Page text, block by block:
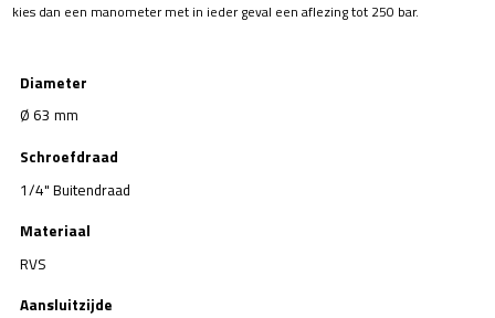
kies dan een manometer met in ieder geval een aflezing tot 250 bar.
Diameter
Ø 63 mm
Schroefdraad
1/4" Buitendraad
Materiaal
RVS
Aansluitzijde